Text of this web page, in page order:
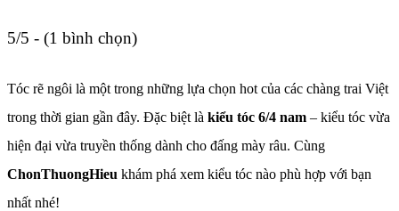
5/5 - (1 bình chọn)
Tóc rẽ ngôi là một trong những lựa chọn hot của các chàng trai Việt
trong thời gian gần đây. Đặc biệt là kiểu tóc 6/4 nam – kiểu tóc vừa
hiện đại vừa truyền thống dành cho đấng mày râu. Cùng
ChonThuongHieu khám phá xem kiểu tóc nào phù hợp với bạn
nhất nhé!